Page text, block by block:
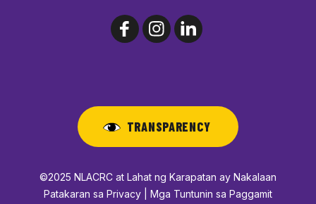
TRANSPARENCY
©2025 NLACRC at Lahat ng Karapatan ay Nakalaan
Patakaran sa Privacy | Mga Tuntunin sa Paggamit